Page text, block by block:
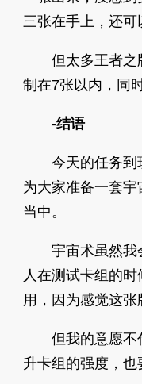
三张在手上，还可
但太多王者之
制在7张以内，同
-结语
今天的任务到
为大家准备一套
当中。
宇宙术虽然我
人在测试卡组的
用，因为感觉这张
但我的意愿不
升卡组的强度，也